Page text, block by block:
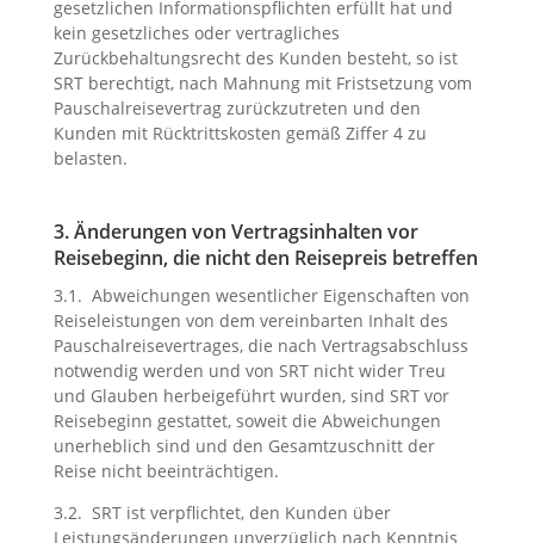
gesetzlichen Informationspflichten erfüllt hat und
kein gesetzliches oder vertragliches
Zurückbehaltungsrecht des Kunden besteht, so ist
SRT berechtigt, nach Mahnung mit Fristsetzung vom
Pauschalreisevertrag zurückzutreten und den
Kunden mit Rücktrittskosten gemäß Ziffer 4 zu
belasten.
3. Änderungen von Vertragsinhalten vor
Reisebeginn, die nicht den Reisepreis betreffen
3.1. Abweichungen wesentlicher Eigenschaften von
Reiseleistungen von dem vereinbarten Inhalt des
Pauschalreisevertrages, die nach Vertragsabschluss
notwendig werden und von SRT nicht wider Treu
und Glauben herbeigeführt wurden, sind SRT vor
Reisebeginn gestattet, soweit die Abweichungen
unerheblich sind und den Gesamtzuschnitt der
Reise nicht beeinträchtigen.
3.2. SRT ist verpflichtet, den Kunden über
Leistungsänderungen unverzüglich nach Kenntnis